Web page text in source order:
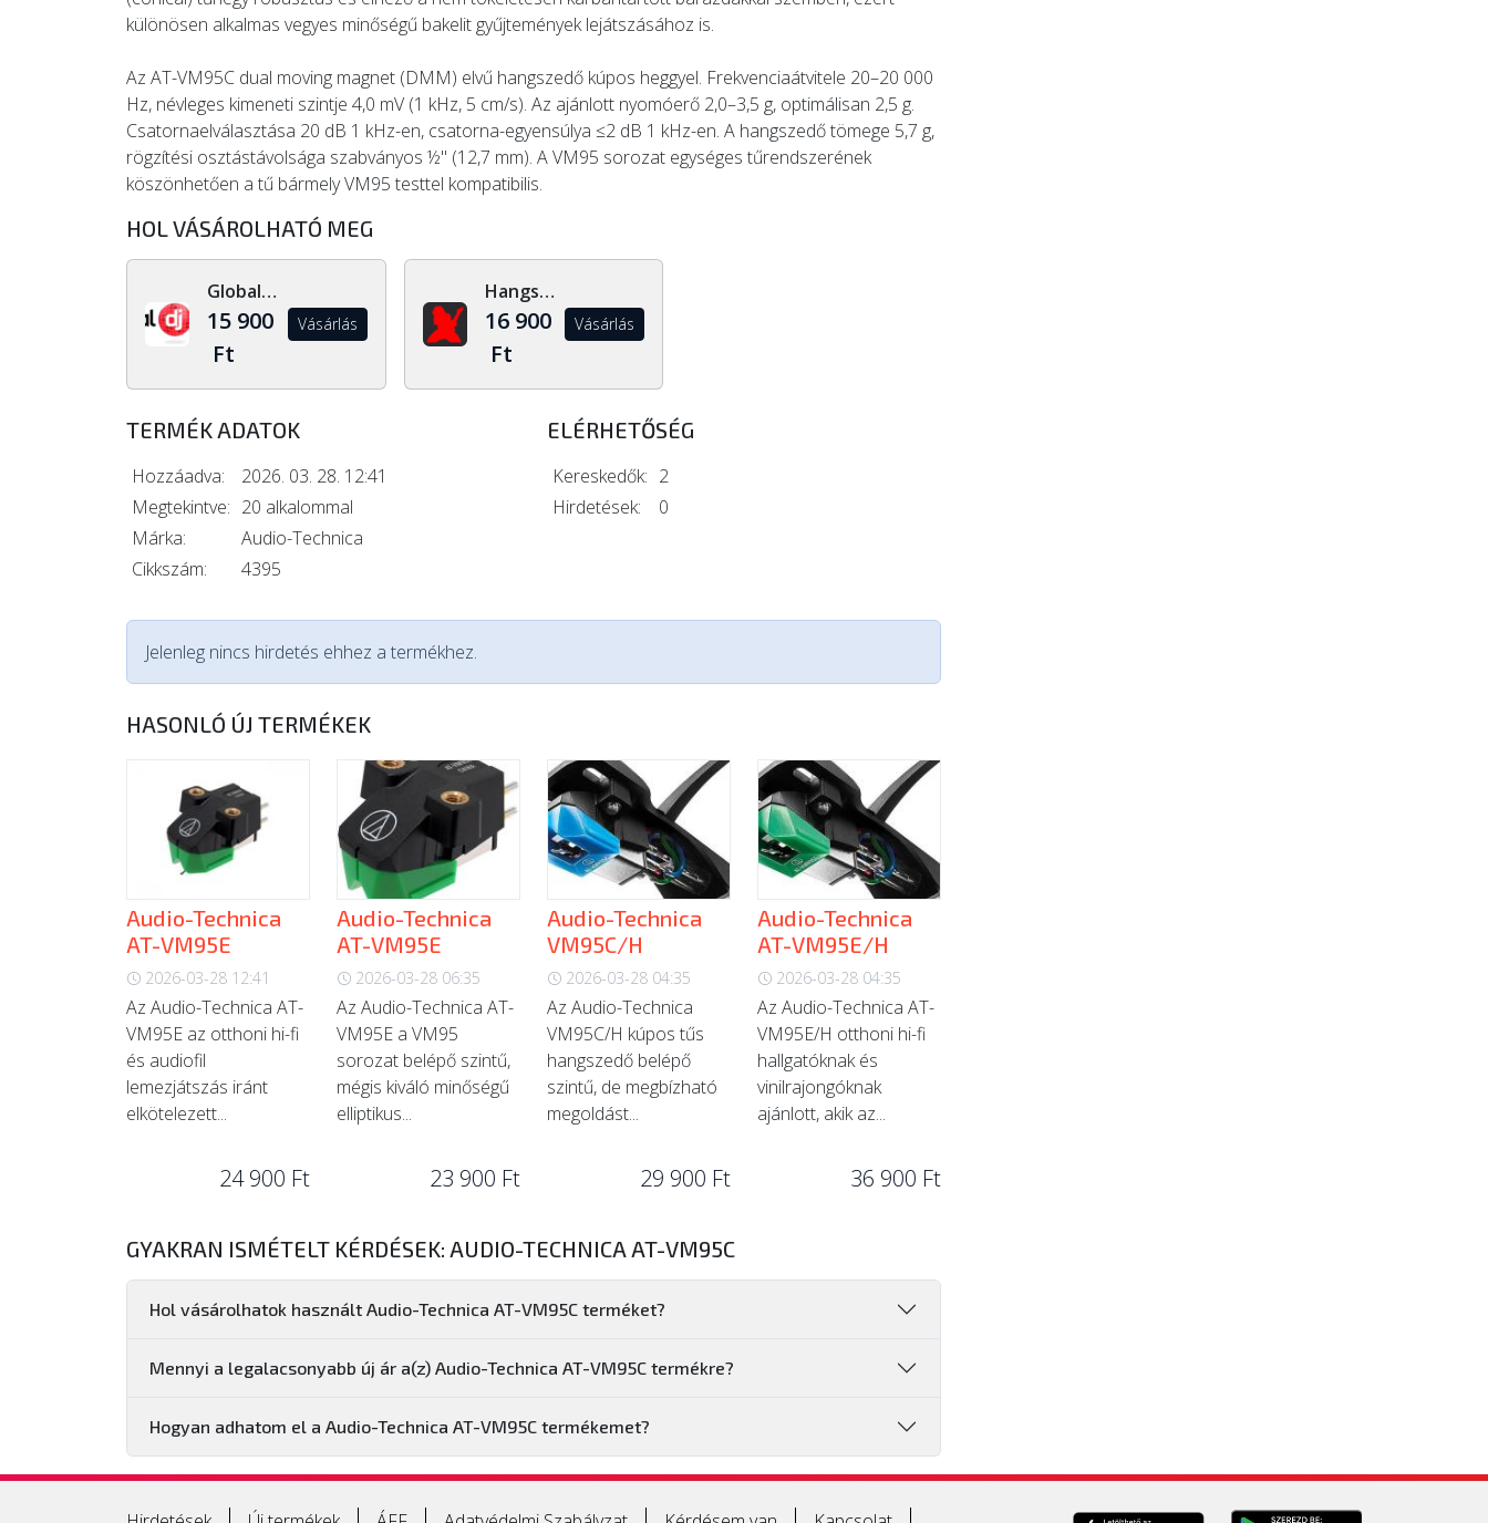
különösen alkalmas vegyes minőségű bakelit gyűjtemények lejátszásához is.
Az AT-VM95C dual moving magnet (DMM) elvű hangszedő kúpos heggyel. Frekvenciaátvitele 20–20 000
Hz, névleges kimeneti szintje 4,0 mV (1 kHz, 5 cm/s). Az ajánlott nyomóerő 2,0–3,5 g, optimálisan 2,5 g.
Csatornaelválasztása 20 dB 1 kHz-en, csatorna-egyensúlya ≤2 dB 1 kHz-en. A hangszedő tömege 5,7 g,
rögzítési osztástávolsága szabványos ½" (12,7 mm). A VM95 sorozat egységes tűrendszerének
köszönhetően a tű bármely VM95 testtel kompatibilis.
HOL VÁSÁROLHATÓ MEG
Global Dj Shop
15 900
Ft
Vásárlás
Hangszerdiszkont.hu
16 900
Ft
Vásárlás
TERMÉK ADATOK
Hozzáadva:
2026. 03. 28. 12:41
Megtekintve: 20 alkalommal
Márka:
Audio-Technica
Cikkszám:
4395
ELÉRHETŐSÉG
Kereskedők: 2
Hirdetések:
0
Jelenleg nincs hirdetés ehhez a termékhez.
HASONLÓ ÚJ TERMÉKEK
Audio-Technica
AT-VM95E
2026-03-28 12:41
Az Audio-Technica AT-
VM95E az otthoni hi-fi
és audiofil
lemezjátszás iránt
elkötelezett...
24 900 Ft
Audio-Technica
AT-VM95E
2026-03-28 06:35
Az Audio-Technica AT-
VM95E a VM95
sorozat belépő szintű,
mégis kiváló minőségű
elliptikus...
23 900 Ft
Audio-Technica
VM95C/H
2026-03-28 04:35
Az Audio-Technica
VM95C/H kúpos tűs
hangszedő belépő
szintű, de megbízható
megoldást...
29 900 Ft
Audio-Technica
AT-VM95E/H
2026-03-28 04:35
Az Audio-Technica AT-
VM95E/H otthoni hi-fi
hallgatóknak és
vinilrajongóknak
ajánlott, akik az...
36 900 Ft
GYAKRAN ISMÉTELT KÉRDÉSEK: AUDIO-TECHNICA AT-VM95C
Hol vásárolhatok használt Audio-Technica AT-VM95C terméket?
Mennyi a legalacsonyabb új ár a(z) Audio-Technica AT-VM95C termékre?
Hogyan adhatom el a Audio-Technica AT-VM95C termékemet?